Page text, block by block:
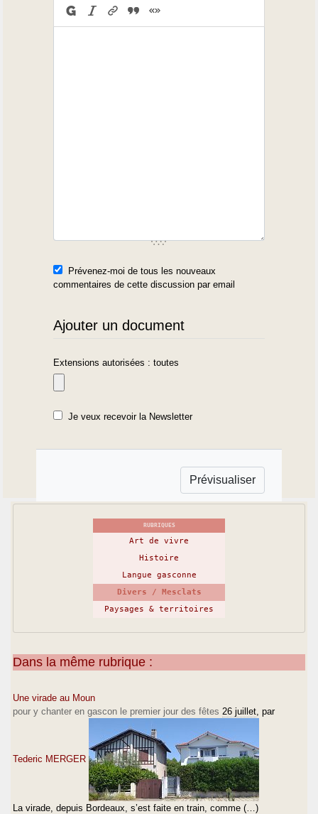
Prévenez-moi de tous les nouveaux
commentaires de cette discussion par email
Ajouter un document
Extensions autorisées : toutes
Je veux recevoir la Newsletter
RUBRIQUES
Art de vivre
Histoire
Langue gasconne
Divers / Mesclats
Paysages & territoires
Dans la même rubrique :
Une virade au Moun
pour y chanter en gascon le premier jour des fêtes 26 juillet , par
Tederic MERGER
La virade, depuis Bordeaux, s’est faite en train, comme (…)